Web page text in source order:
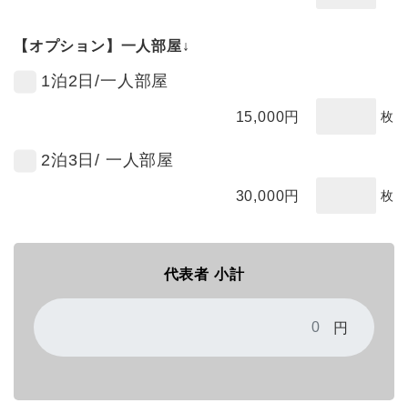
【オプション】一人部屋↓
1泊2日/一人部屋
15,000円 枚
2泊3日/ 一人部屋
30,000円 枚
代表者 小計
円